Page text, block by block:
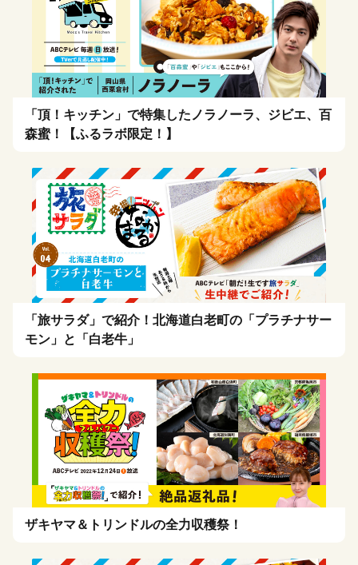
「頂！キッチン」で特集したノラノーラ、ジビエ、百
森蜜！【ふるラボ限定！】
「旅サラダ」で紹介！北海道白老町の「プラチナサー
モン」と「白老牛」
ザキヤマ＆トリンドルの全力収穫祭！